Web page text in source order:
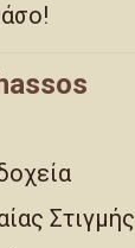
Στιγμής